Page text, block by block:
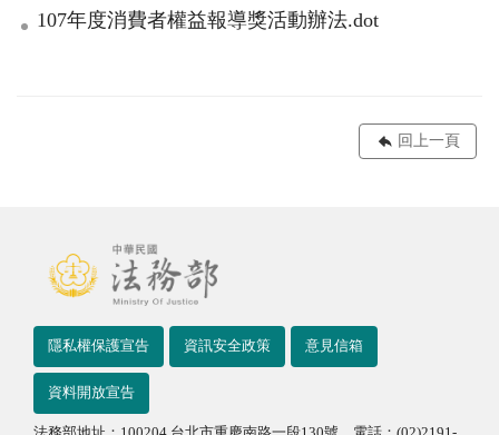
107年度消費者權益報導獎活動辦法.dot
回上一頁
隱私權保護宣告 資訊安全政策 意見信箱
資料開放宣告